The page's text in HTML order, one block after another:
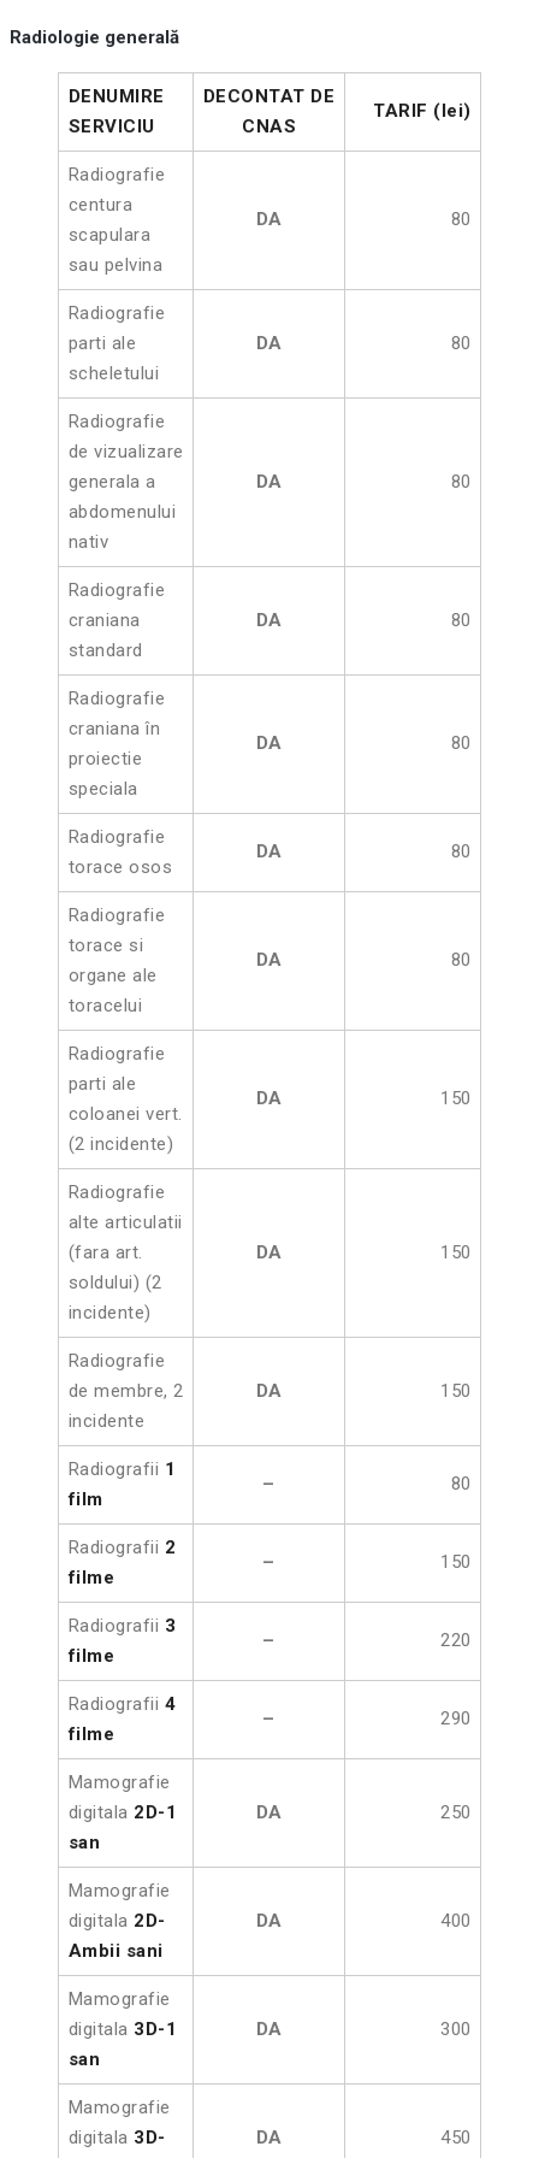
Radiologie generală
DENUMIRE
SERVICIU
DECONTAT DE
CNAS
TARIF (lei)
Radiografie
centura
scapulara
sau pelvina
DA 80
Radiografie
parti ale
scheletului
DA 80
Radiografie
de vizualizare
generala a
abdomenului
nativ
DA 80
Radiografie
craniana
standard
DA 80
Radiografie
craniana în
proiectie
speciala
DA 80
Radiografie
torace osos
DA 80
Radiografie
torace si
organe ale
toracelui
DA 80
Radiografie
parti ale
coloanei vert.
(2 incidente)
DA 150
Radiografie
alte articulatii
(fara art.
soldului) (2
incidente)
DA 150
Radiografie
de membre, 2
incidente
DA 150
Radiografii 1
film
– 80
Radiografii 2
filme
– 150
Radiografii 3
filme
– 220
Radiografii 4
filme
– 290
Mamografie
digitala 2D-1
san
DA 250
Mamografie
digitala 2D-
Ambii sani
DA 400
Mamografie
digitala 3D-1
san
DA 300
Mamografie
digitala 3D-
DA 450